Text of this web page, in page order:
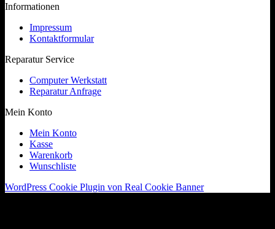
Informationen
Impressum
Kontaktformular
Reparatur Service
Computer Werkstatt
Reparatur Anfrage
Mein Konto
Mein Konto
Kasse
Warenkorb
Wunschliste
WordPress Cookie Plugin von Real Cookie Banner